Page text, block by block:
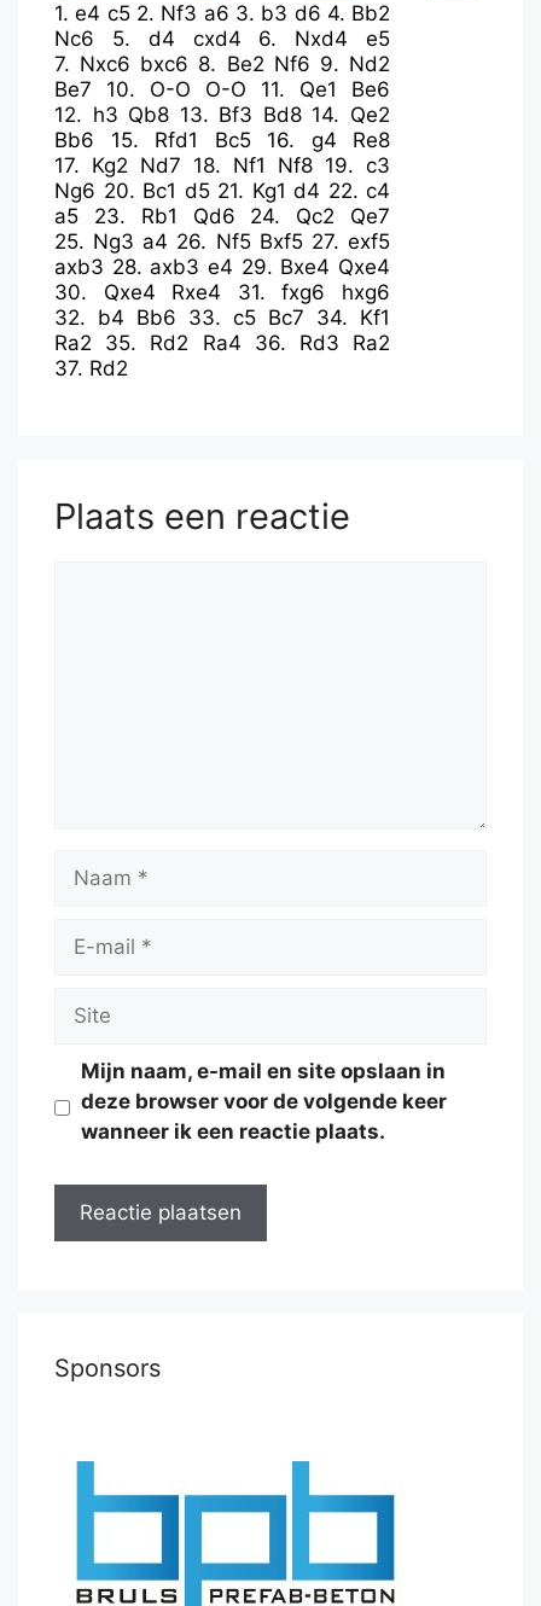
1.e4 c5 2. Nf3 a6 3. b3 d6 4. Bb2
Nc6
5. d4 cxd4 6. Nxd4
e5
7. Nxc6 bxc6 8. Be2 Nf6 9. Nd2
Be7
10. O-O O-O 11. Qe1
Be6
12. h3 Qb8 13. Bf3 Bd8 14. Qe2
Bb6
15. Rfd1 Bc5 16. g4
Re8
17. Kg2 Nd7 18. Nf1 Nf8 19. c3
Ng6 20. Bc1 d5 21. Kg1 d4 22. c4
a5
23. Rb1 Qd6 24. Qc2
Qe7
25. Ng3 a4 26. Nf5 Bxf5 27.exf5
axb3 28. axb3 e4 29. Bxe4 Qxe4
30. Qxe4 Rxe4 31.fxg6
hxg6
32. b4 Bb6 33. c5 Bc7 34. Kf1
Ra2
35. Rd2 Ra4 36. Rd3
Ra2
37. Rd2
Plaats een reactie
Naam
Site
Mijn naam, e-mail en site opslaan in
deze browser voor de volgende keer
wanneer ik een reactie plaats.
Sponsors